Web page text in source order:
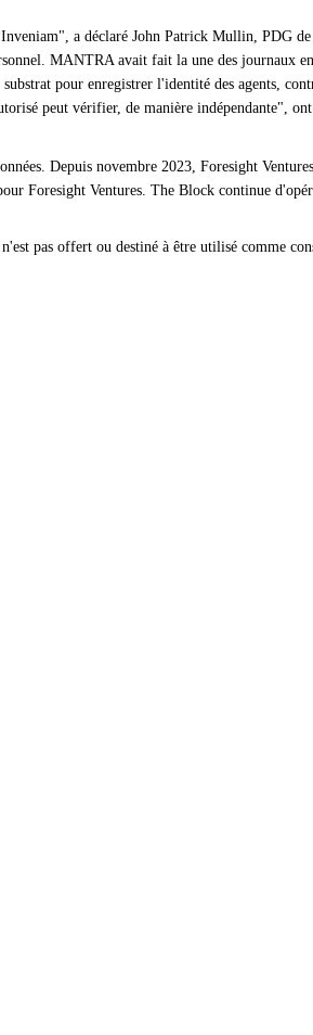
a déclaré John Patrick Mullin, PDG
MANTRA avait fait la une des journaux
pour enregistrer l'identité des agents,
peut vérifier, de manière indépendante",
Depuis novembre 2023, Foresight
Foresight Ventures. The Block continue
pas offert ou destiné à être utilisé comme